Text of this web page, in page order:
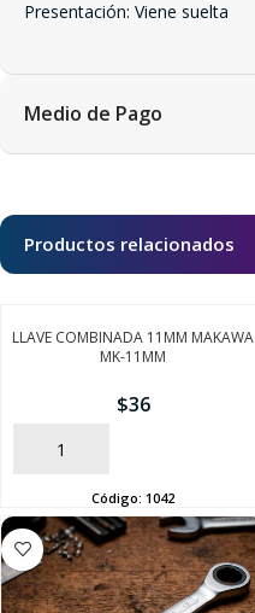
Presentación: Viene suelta
Medio de Pago
Productos relacionados
LLAVE COMBINADA 11MM MAKAWA
MK-11MM
$36
AÑADIR
Código: 1042